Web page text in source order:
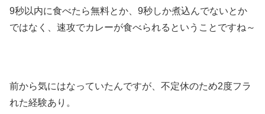
9秒以内に食べたら無料とか、9秒しか煮込んでないとか
ではなく、速攻でカレーが食べられるということですね～
前から気にはなっていたんですが、不定休のため2度フラ
れた経験あり。